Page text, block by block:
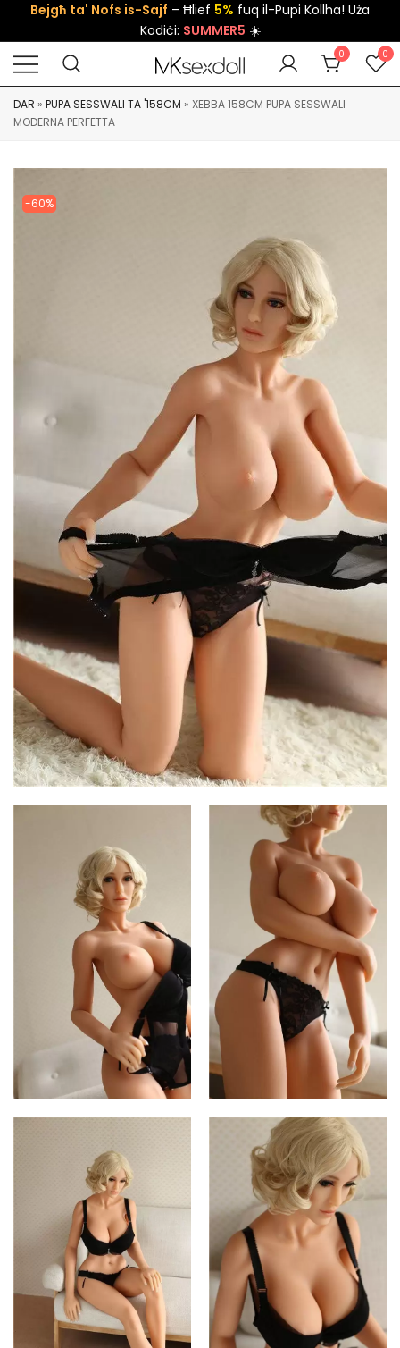
Bejgħ ta' Nofs is-Sajf – Ħlief 5% fuq il-Pupi Kollha! Uża
Kodiċi: SUMMER5 ☀️
0 0
DAR » PUPA SESSWALI TA '158CM » XEBBA 158CM PUPA SESSWALI
MODERNA PERFETTA
-60%